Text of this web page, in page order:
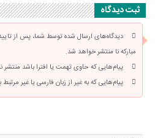
ثبت دیدگاه
دیدگاه‌های ارسال شده توسط شما، پس از
مبارکه نا منتشر خواهد شد.
پیام‌هایی که حاوی تهمت یا افترا باشد
پیام‌هایی که به غیر از زبان فارسی یا غیر